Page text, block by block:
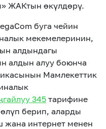
ЖАКтын өкүлдөрү.
буга чейин
мекемелеринин,
алдындагы
алдын алуу боюнча
Мамлекеттик
345 тарифине
берип, аларды
интернет менен